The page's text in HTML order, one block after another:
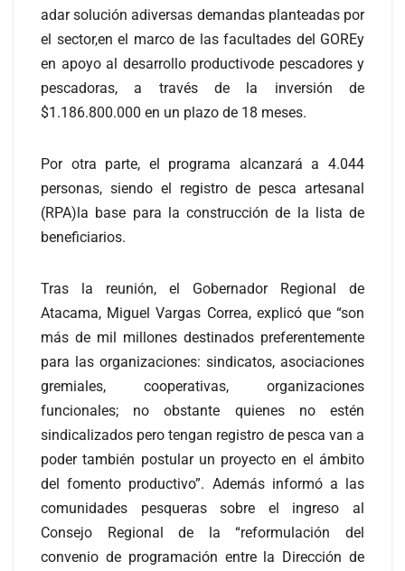
adar solución adiversas demandas planteadas por
el sector,en el marco de las facultades del GOREy
en apoyo al desarrollo productivode pescadores y
pescadoras, a través de la inversión de
$1.186.800.000 en un plazo de 18 meses.
Por otra parte, el programa alcanzará a 4.044
personas, siendo el registro de pesca artesanal
(RPA)la base para la construcción de la lista de
beneficiarios.
Tras la reunión, el Gobernador Regional de
Atacama, Miguel Vargas Correa, explicó que “son
más de mil millones destinados preferentemente
para las organizaciones: sindicatos, asociaciones
gremiales, cooperativas, organizaciones
funcionales; no obstante quienes no estén
sindicalizados pero tengan registro de pesca van a
poder también postular un proyecto en el ámbito
del fomento productivo”. Además informó a las
comunidades pesqueras sobre el ingreso al
Consejo Regional de la “reformulación del
convenio de programación entre la Dirección de